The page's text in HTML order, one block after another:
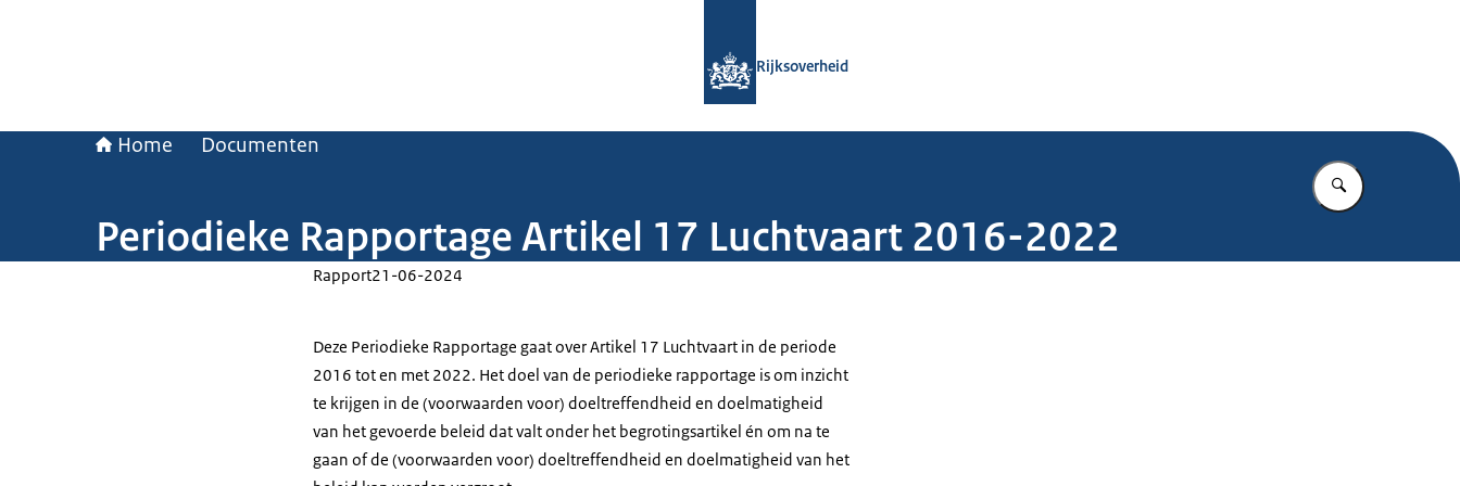
Rijksoverheid
Home Documenten
Vul in wat u
Periodieke Rapportage Artikel 17 Luchtvaart 2016-2022
Rapport21-06-2024
Deze Periodieke Rapportage gaat over Artikel 17 Luchtvaart in de periode
2016 tot en met 2022. Het doel van de periodieke rapportage is om inzicht
te krijgen in de (voorwaarden voor) doeltreffendheid en doelmatigheid
van het gevoerde beleid dat valt onder het begrotingsartikel én om na te
gaan of de (voorwaarden voor) doeltreffendheid en doelmatigheid van het